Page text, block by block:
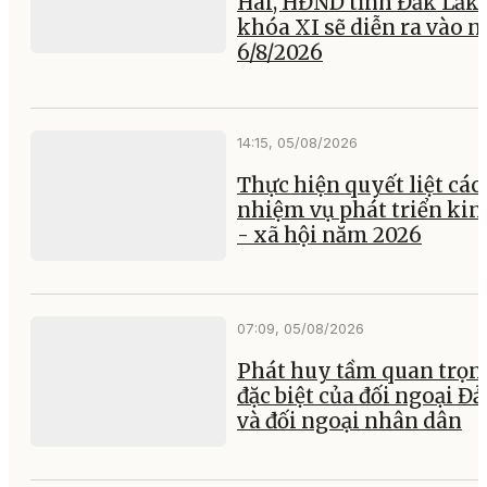
khóa XI sẽ diễn ra vào
6/8/2026
14:15, 05/08/2026
Thực hiện quyết liệt các
nhiệm vụ phát triển
- xã hội năm 2026
07:09, 05/08/2026
Phát huy tầm quan
đặc biệt của đối ngoại
và đối ngoại nhân dân